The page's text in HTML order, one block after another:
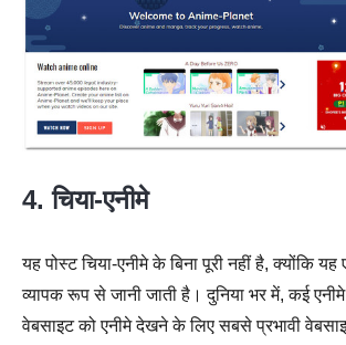
4. चिया-एनीमे
यह पोस्ट चिया-एनीमे के बिना पूरी नहीं है, क्योंकि यह
व्यापक रूप से जानी जाती है। दुनिया भर में, कई
वेबसाइट को एनीमे देखने के लिए सबसे प्रभावी